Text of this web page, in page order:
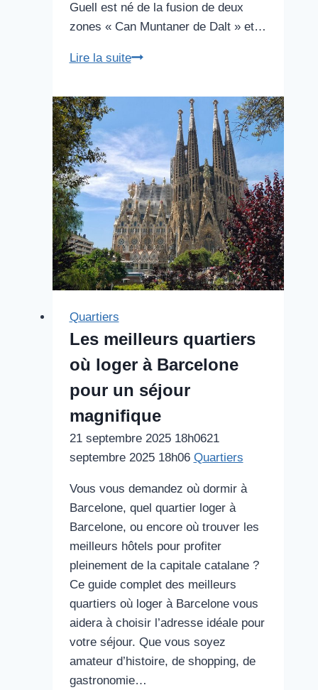
Guell est né de la fusion de deux
zones « Can Muntaner de Dalt » et…
Lire la suiteParc
Quartiers
Les meilleurs quartiers
où loger à Barcelone
pour un séjour
magnifique
21 septembre 2025 18h0621
septembre 2025 18h06 Quartiers
Vous vous demandez où dormir à
Barcelone, quel quartier loger à
Barcelone, ou encore où trouver les
meilleurs hôtels pour profiter
pleinement de la capitale catalane ?
Ce guide complet des meilleurs
quartiers où loger à Barcelone vous
aidera à choisir l’adresse idéale pour
votre séjour. Que vous soyez
amateur d’histoire, de shopping, de
gastronomie…